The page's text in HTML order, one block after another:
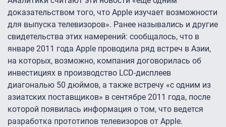
доказательством того, что Apple изучает возможности
для выпуска телевизоров». Ранее назывались и другие
свидетельства этих намерений: сообщалось, что в
январе 2011 года Apple проводила ряд встреч в Азии,
на которых, возможно, компания договорилась об
инвестициях в производство LCD-дисплеев
диагональю 50 дюймов, а также встречу «с одним из
азиатских поставщиков» в сентябре 2011 года, после
которой появилась информация о том, что ведется
разработка прототипов телевизоров от Apple.